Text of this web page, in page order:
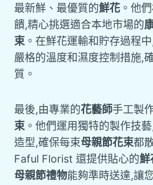
最新鮮、最優質的鮮花 。他
饋,精心挑選適合本地市場的
束。在鮮花運輸和貯存過程
嚴格的溫度和濕度控制措施,
質。
最後,由專業的花藝師手工製
束。他們運用獨特的製作技
造型,確保每束母親節花束都
Faful Florist 還提供貼心的鮮
母親節禮物能夠準時送達,讓